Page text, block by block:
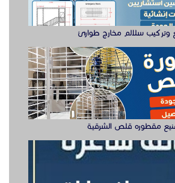
وتركيب سلالم مخارج طوارئ
مقطوره قلص الشرقية